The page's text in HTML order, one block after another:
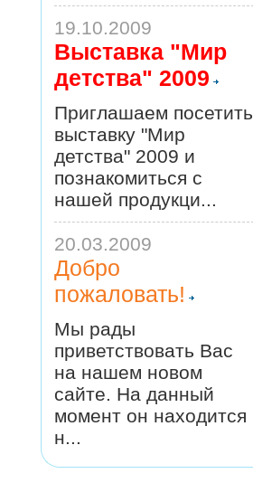
19.10.2009
Выставка "Мир
детства" 2009
Приглашаем посетить
выставку "Мир
детства" 2009 и
познакомиться с
нашей продукци...
20.03.2009
Добро
пожаловать!
Мы рады
приветствовать Вас
на нашем новом
сайте. На данный
момент он находится
н...